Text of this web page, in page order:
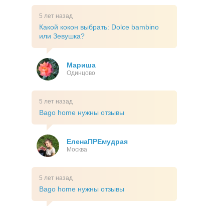
5 лет назад
Какой кокон выбрать: Dolce bambino
или Зевушка?
Мариша
Одинцово
5 лет назад
Bago home нужны отзывы
ЕленаПРЕмудрая
Москва
5 лет назад
Bago home нужны отзывы